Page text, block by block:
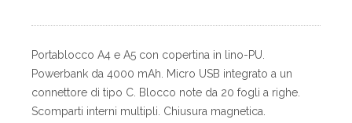
Portablocco A4 e A5 con copertina in lino-PU.
Powerbank da 4000 mAh. Micro USB integrato a un
connettore di tipo C. Blocco note da 20 fogli a righe.
Scomparti interni multipli. Chiusura magnetica.